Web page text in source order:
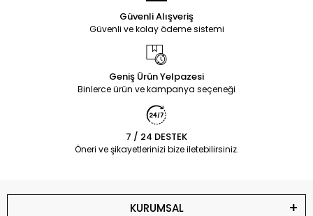
Güvenli Alışveriş
Güvenli ve kolay ödeme sistemi
Geniş Ürün Yelpazesi
Binlerce ürün ve kampanya seçeneği
7 / 24 DESTEK
Öneri ve şikayetlerinizi bize iletebilirsiniz.
KURUMSAL